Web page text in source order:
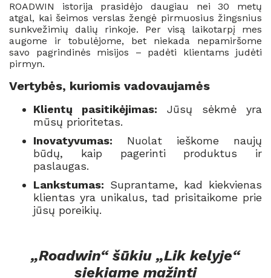
ROADWIN istorija prasidėjo daugiau nei 30 metų
atgal, kai šeimos verslas žengė pirmuosius žingsnius
sunkvežimių dalių rinkoje. Per visą laikotarpį mes
augome ir tobulėjome, bet niekada nepamiršome
savo pagrindinės misijos – padėti klientams judėti
pirmyn.
Vertybės, kuriomis vadovaujamės
Klientų pasitikėjimas: Jūsų sėkmė yra
mūsų prioritetas.
Inovatyvumas: Nuolat ieškome naujų
būdų, kaip pagerinti produktus ir
paslaugas.
Lankstumas: Suprantame, kad kiekvienas
klientas yra unikalus, tad prisitaikome prie
jūsų poreikių.
„Roadwin“ šūkiu „Lik kelyje“
siekiame mažinti